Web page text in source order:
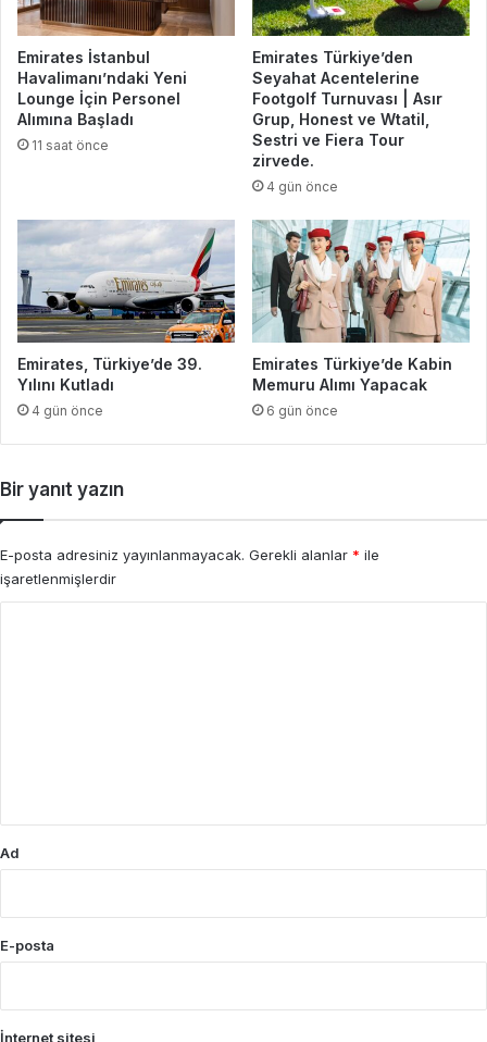
Emirates İstanbul
Havalimanı’ndaki Yeni
Lounge İçin Personel
Alımına Başladı
11 saat önce
Emirates Türkiye’den
Seyahat Acentelerine
Footgolf Turnuvası | Asır
Grup, Honest ve Wtatil,
Sestri ve Fiera Tour
zirvede.
4 gün önce
Emirates, Türkiye’de 39.
Yılını Kutladı
4 gün önce
Emirates Türkiye’de Kabin
Memuru Alımı Yapacak
6 gün önce
Bir yanıt yazın
E-posta adresiniz yayınlanmayacak. Gerekli alanlar * ile
işaretlenmişlerdir
Ad
E-posta
İnternet sitesi